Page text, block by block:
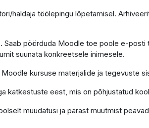
haldaja töölepingu lõpetamisel.
Saab pöörduda Moodle toe poole e-posti
suunata konkreetsele inimesele.
kursuse materjalide ja tegevuste
katkestuste eest, mis on põhjustatud
muudatusi ja pärast muutmist